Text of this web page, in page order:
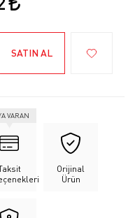
SATIN AL
VARAN
Orijinal
Ürün